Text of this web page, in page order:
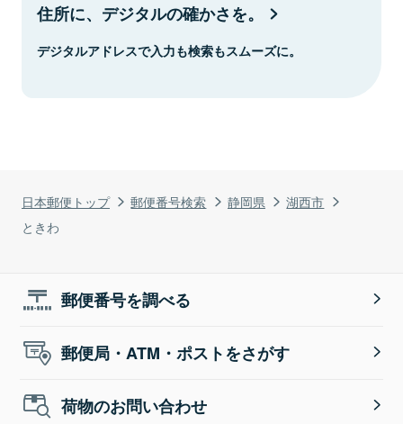
日本郵便トップ 郵便番号検索 静岡県
湖西市
ときわ
住所に、デジタルの確かさを。
デジタルアドレスで入力も検索もスムーズに。
郵便番号を調べる
郵便局・ATM・ポストをさがす
荷物のお問い合わせ